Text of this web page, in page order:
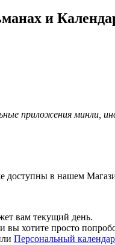
и
приложения минли,
доступны в нашем
вам текущий день.
вы хотите просто
Персональный